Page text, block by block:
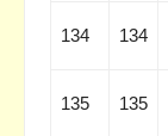
134 134
135 135